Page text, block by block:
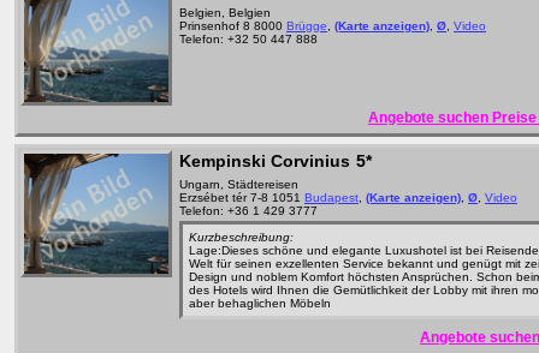
Belgien, Belgien
Prinsenhof 8 8000 Brügge (Karte anzeigen) Ø Video
Telefon: +32 50 447 888
Angebote suchen
Kempinski Corvinius 5*
Ungarn, Städtereisen
Erzsébet tér 7-8 1051 Budapest (Karte anzeigen) Ø Video
Telefon: +36 1 429 3777
Kurzbeschreibung:
Lage:Dieses schöne und elegante Luxushotel ist bei
Welt für seinen exzellenten Service bekannt und genügt mit
Design und noblem Komfort höchsten Ansprüchen. Schon
des Hotels wird Ihnen die Gemütlichkeit der Lobby mit ihren
aber behaglichen Möbeln
Angebote